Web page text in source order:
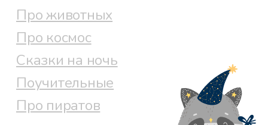
Про животных
Про космос
Сказки на ночь
Поучительные
Про пиратов